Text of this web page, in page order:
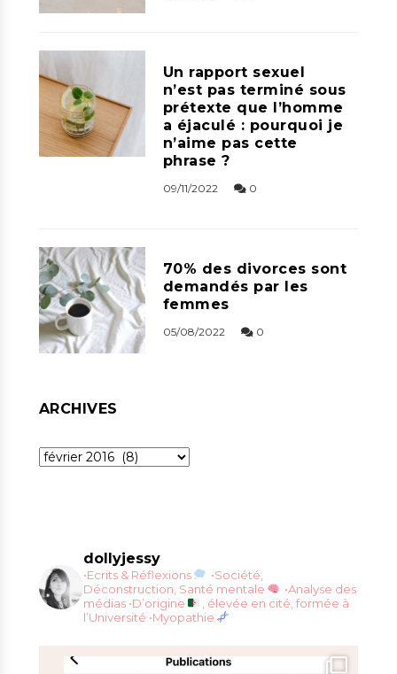
Un rapport sexuel
n’est pas terminé sous
prétexte que l’homme
a éjaculé : pourquoi je
n’aime pas cette
phrase ?
09/11/2022 0
70% des divorces sont
demandés par les
femmes
05/08/2022 0
ARCHIVES
Archives
dollyjessy
•Ecrits & Réflexions
•Société,
Déconstruction, Santé mentale
•Analyse des
médias •D’origine
, élevée en cité, formée à
l’Université •Myopathie